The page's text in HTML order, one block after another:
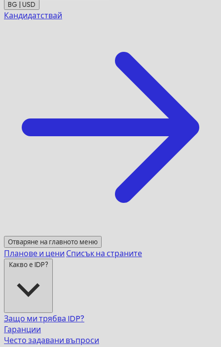
BG | USD
Кандидатствай
Отваряне на главното меню
Планове и цени Списък на страните
Какво е IDP?
Защо ми трябва IDP?
Гаранции
Често задавани въпроси